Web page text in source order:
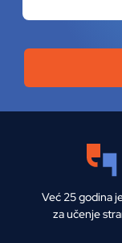
Već 25 godina
za učenje